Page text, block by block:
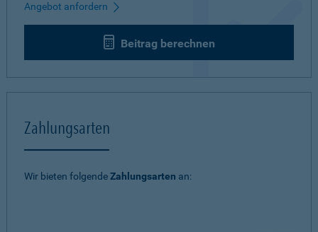
Angebot anfordern
Beitrag berechnen
Zahlungsarten
Wir bieten folgendeZahlungsarten an: